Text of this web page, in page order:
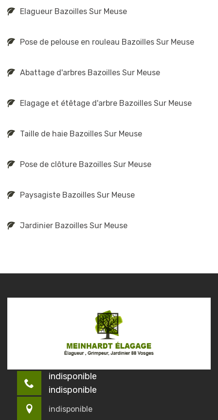
Elagueur Bazoilles Sur Meuse
Pose de pelouse en rouleau Bazoilles Sur Meuse
Abattage d'arbres Bazoilles Sur Meuse
Elagage et étêtage d'arbre Bazoilles Sur Meuse
Taille de haie Bazoilles Sur Meuse
Pose de clôture Bazoilles Sur Meuse
Paysagiste Bazoilles Sur Meuse
Jardinier Bazoilles Sur Meuse
indisponible
indisponible
indisponible